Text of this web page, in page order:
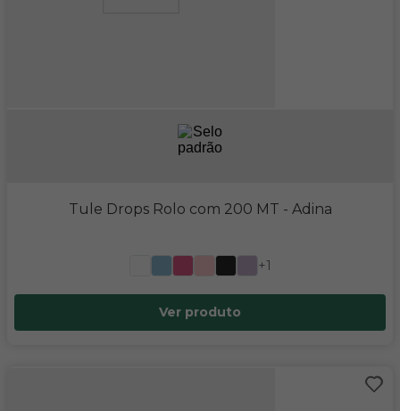
Tule Drops Rolo com 200 MT - Adina
+1
Ver produto